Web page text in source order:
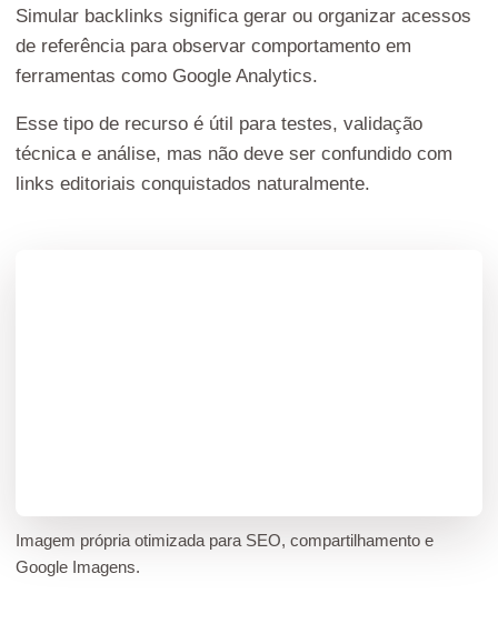
Simular backlinks significa gerar ou organizar acessos
de referência para observar comportamento em
ferramentas como Google Analytics.
Esse tipo de recurso é útil para testes, validação
técnica e análise, mas não deve ser confundido com
links editoriais conquistados naturalmente.
Imagem própria otimizada para SEO, compartilhamento e
Google Imagens.